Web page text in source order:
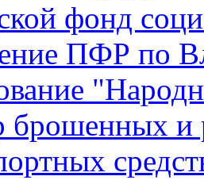
фонд
ПФР по
брошенных и